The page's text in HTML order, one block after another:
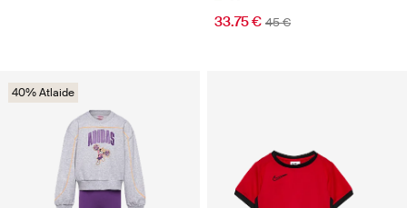
33.75 € 45 €
40% Atlaide